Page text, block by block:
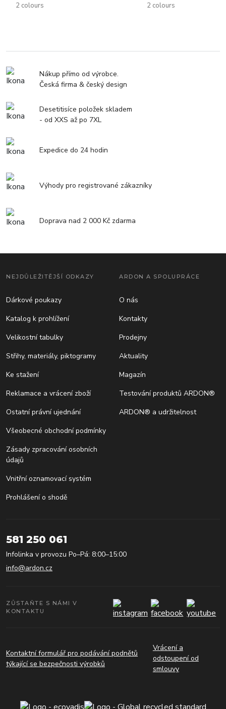
2 colours 2 colours
Nákup přímo od výrobce.
Česká firma & český design
Desetitisíce položek skladem
- od XXS až po 7XL
Expedice do 24 hodin
Výhody pro registrované zákazníky
Doprava nad 2 000 Kč zdarma
NEJDŮLEŽITĚJŠÍ ODKAZY
Dárkové poukazy
Katalog k prohlížení
Velikostní tabulky
Střihy, materiály, piktogramy
Ke stažení
Reklamace a vrácení zboží
Ostatní právní ujednání
Všeobecné obchodní podmínky
Zásady zpracování osobních
údajů
Vnitřní oznamovací systém
Prohlášení o shodě
ARDON A SPOLUPRÁCE
O nás
Kontakty
Prodejny
Aktuality
Magazín
Testování produktů ARDON®
ARDON® a udržitelnost
581 250 061
Infolinka v provozu Po–Pá: 8:00–15:00
info@ardon.cz
ZŮSTAŇTE S NÁMI V
KONTAKTU
Kontaktní formulář pro podávání podnětů
týkající se bezpečnosti výrobků
Vrácení a
odstoupení od
smlouvy